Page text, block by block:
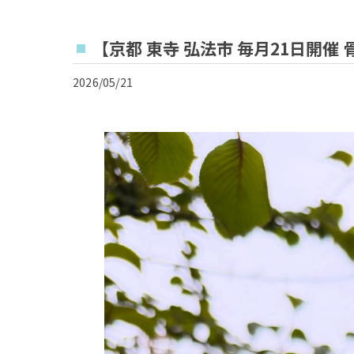
【京都 東寺 弘法市 毎月21日開催
2026/05/21